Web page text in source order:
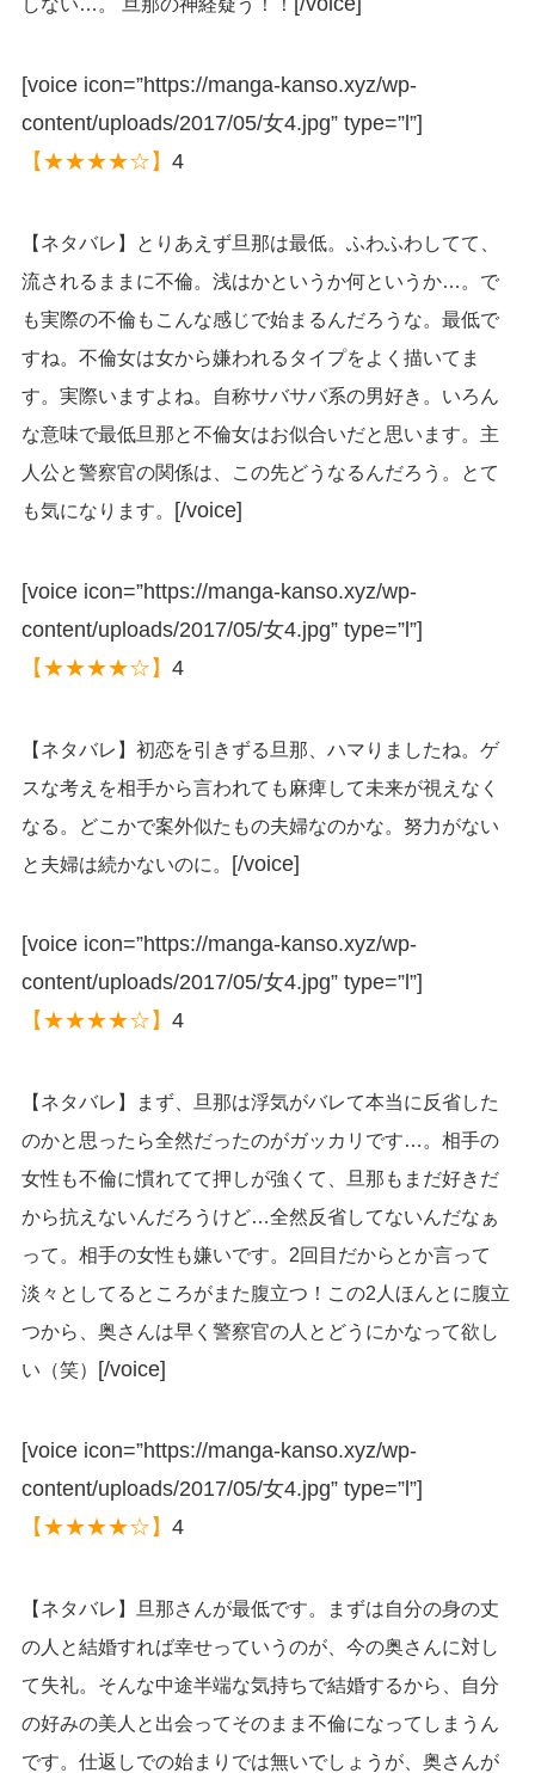
しない…。 旦那の神経疑う！！
[voice icon=”https://manga-kanso.xyz/wp-
content/uploads/2017/05/女4.jpg” type=”l”]
【★★★★☆】 4
【ネタバレ】とりあえず旦那は最低。ふわふわしてて、
流されるままに不倫。浅はかというか何というか…。で
も実際の不倫もこんな感じで始まるんだろうな。最低で
すね。不倫女は女から嫌われるタイプをよく描いてま
す。実際いますよね。自称サバサバ系の男好き。いろん
な意味で最低旦那と不倫女はお似合いだと思います。主
人公と警察官の関係は、この先どうなるんだろう。とて
も気になります。 [/voice]
[voice icon=”https://manga-kanso.xyz/wp-
content/uploads/2017/05/女4.jpg” type=”l”]
【★★★★☆】 4
【ネタバレ】初恋を引きずる旦那、ハマりましたね。ゲ
スな考えを相手から言われても麻痺して未来が視えなく
なる。どこかで案外似たもの夫婦なのかな。努力がない
と夫婦は続かないのに。 [/voice]
[voice icon=”https://manga-kanso.xyz/wp-
content/uploads/2017/05/女4.jpg” type=”l”]
【★★★★☆】 4
【ネタバレ】まず、旦那は浮気がバレて本当に反省した
のかと思ったら全然だったのがガッカリです…。相手の
女性も不倫に慣れてて押しが強くて、旦那もまだ好きだ
から抗えないんだろうけど…全然反省してないんだなぁ
って。相手の女性も嫌いです。2回目だからとか言って
淡々としてるところがまた腹立つ！この2人ほんとに腹立
つから、奥さんは早く警察官の人とどうにかなって欲し
い（笑）
[/voice]
[voice icon=”https://manga-kanso.xyz/wp-
content/uploads/2017/05/女4.jpg” type=”l”]
【★★★★☆】 4
【ネタバレ】旦那さんが最低です。まずは自分の身の丈
の人と結婚すれば幸せっていうのが、今の奥さんに対し
て失礼。そんな中途半端な気持ちで結婚するから、自分
の好みの美人と出会ってそのまま不倫になってしまうん
です。仕返しでの始まりでは無いでしょうが、奥さんが